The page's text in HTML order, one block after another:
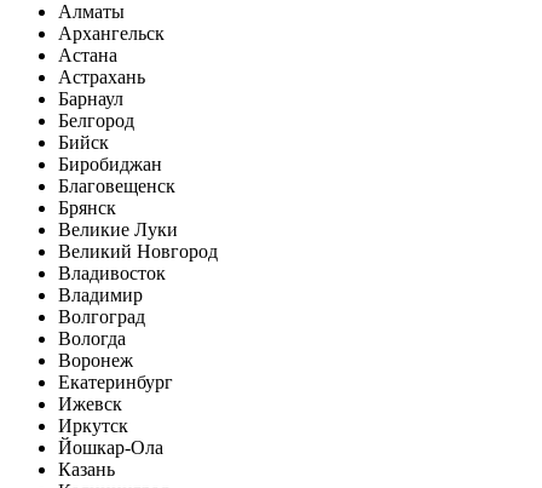
Алматы
Архангельск
Астана
Астрахань
Барнаул
Белгород
Бийск
Биробиджан
Благовещенск
Брянск
Великие Луки
Великий Новгород
Владивосток
Владимир
Волгоград
Вологда
Воронеж
Екатеринбург
Ижевск
Иркутск
Йошкар-Ола
Казань